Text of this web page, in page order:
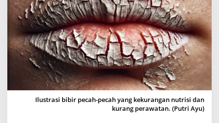
i
b
i
r
T
i
d
a
k
K
Ilustrasi bibir pecah-pecah yang kekurangan nutrisi dan
kurang perawatan. (Putri Ayu)